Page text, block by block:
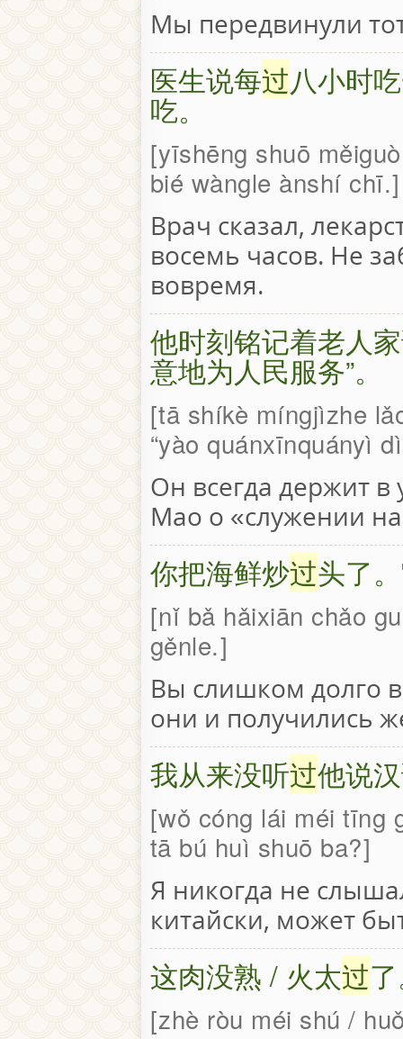
Мы передвинули
医生说每过八小时
吃。
yīshēng shuō
bié wàngle ànshí chī.
Врач сказал,
восемь часов. Не
вовремя.
他时刻铭记着老人
意地为人民服务”。
tā shíkè míngjìzhe
“yào quánxīnquányì
Он всегда держит в
Мао о «служении
你把海鲜炒过头了
nǐ bǎ hǎixiān chǎo
gěnle.
Вы слишком долго
они и получились
我从来没听过他说
wǒ cóng lái méi tīng
tā bú huì shuō ba?
Я никогда не
китайски, может
这肉没熟 / 火太过
zhè ròu méi shú /